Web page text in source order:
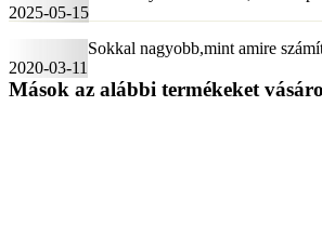
2025-05-15
2020-03-11
Sokkal nagyobb,mint amire
Mások az alábbi termékeket